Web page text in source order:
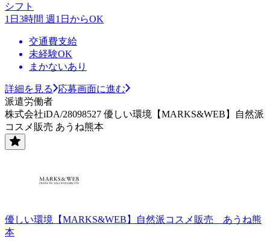
シフト
1日3時間 週1日からOK
交通費支給
未経験OK
まかないあり
詳細を見る
応募画面に進む
派遣労働者
株式会社iDA/28098527 優しい環境【MARKS&WEB】自然派
コスメ販売 あうね熊本
優しい環境【MARKS&WEB】自然派コスメ販売 あうね熊
本